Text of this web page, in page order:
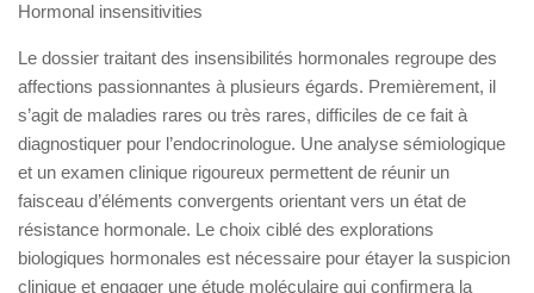
Hormonal insensitivities
Le dossier traitant des insensibilités hormonales regroupe des
affections passionnantes à plusieurs égards. Premièrement, il
s’agit de maladies rares ou très rares, difficiles de ce fait à
diagnostiquer pour l’endocrinologue. Une analyse sémiologique
et un examen clinique rigoureux permettent de réunir un
faisceau d’éléments convergents orientant vers un état de
résistance hormonale. Le choix ciblé des explorations
biologiques hormonales est nécessaire pour étayer la suspicion
clinique et engager une étude moléculaire qui confirmera la